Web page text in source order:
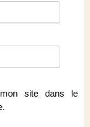
site dans le